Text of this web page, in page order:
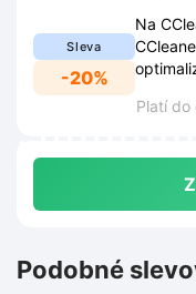
Sleva
-20%
Na
Platí do
Podobné